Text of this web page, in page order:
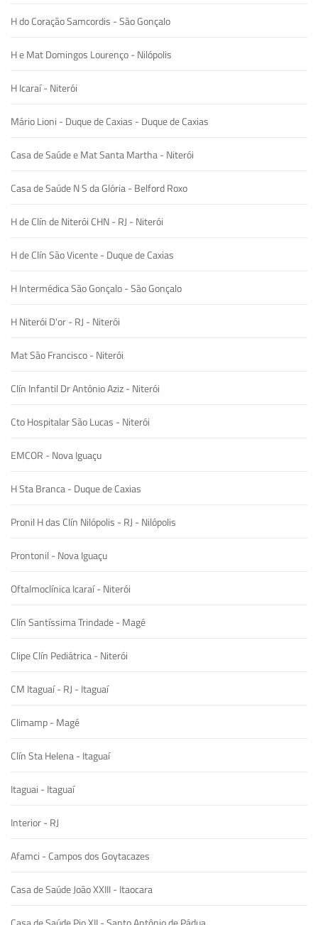
H do Coração Samcordis - São Gonçalo
H e Mat Domingos Lourenço - Nilópolis
H Icaraí - Niterói
Mário Lioni - Duque de Caxias - Duque de Caxias
Casa de Saúde e Mat Santa Martha - Niterói
Casa de Saúde N S da Glória - Belford Roxo
H de Clín de Niterói CHN - RJ - Niterói
H de Clín São Vicente - Duque de Caxias
H Intermédica São Gonçalo - São Gonçalo
H Niterói D'or - RJ - Niterói
Mat São Francisco - Niterói
Clín Infantil Dr Antônio Aziz - Niterói
Cto Hospitalar São Lucas - Niterói
EMCOR - Nova Iguaçu
H Sta Branca - Duque de Caxias
Pronil H das Clín Nilópolis - RJ - Nilópolis
Prontonil - Nova Iguaçu
Oftalmoclínica Icaraí - Niterói
Clín Santíssima Trindade - Magé
Clipe Clín Pediátrica - Niterói
CM Itaguaí - RJ - Itaguaí
Climamp - Magé
Clín Sta Helena - Itaguaí
Itaguai - Itaguaí
Interior - RJ
Afamci - Campos dos Goytacazes
Casa de Saúde João XXIII - Itaocara